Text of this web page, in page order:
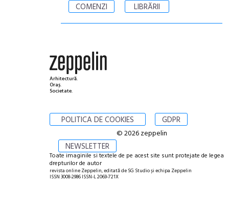
COMENZI
LIBRĂRII
Arhitectură.
Oraș.
Societate.
POLITICA DE COOKIES GDPR
NEWSLETTER
© 2026 zeppelin
Toate imaginile si textele de pe acest site sunt protejate de legea
drepturilor de autor
revista online Zeppelin, editată de SG Studio și echipa Zeppelin
ISSN 3008-2986 ISSN-L 2069-721X